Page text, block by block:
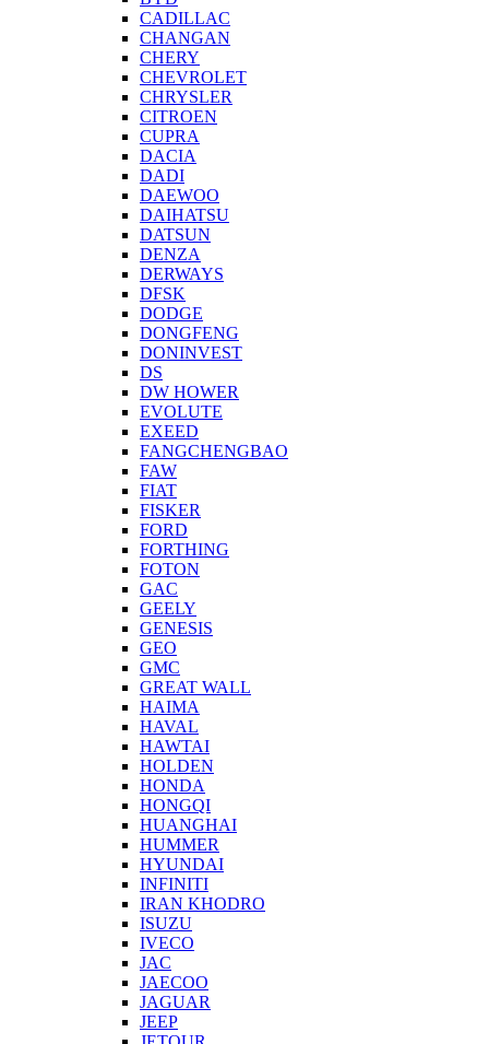
CADILLAC
CHANGAN
CHERY
CHEVROLET
CHRYSLER
CITROEN
CUPRA
DACIA
DADI
DAEWOO
DAIHATSU
DATSUN
DENZA
DERWAYS
DFSK
DODGE
DONGFENG
DONINVEST
DS
DW HOWER
EVOLUTE
EXEED
FANGCHENGBAO
FAW
FIAT
FISKER
FORD
FORTHING
FOTON
GAC
GEELY
GENESIS
GEO
GMC
GREAT WALL
HAIMA
HAVAL
HAWTAI
HOLDEN
HONDA
HONGQI
HUANGHAI
HUMMER
HYUNDAI
INFINITI
IRAN KHODRO
ISUZU
IVECO
JAC
JAECOO
JAGUAR
JEEP